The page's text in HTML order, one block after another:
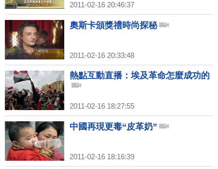
2011-02-16 20:46:37
奧斯卡頒獎禮時尚探秘
2011-02-16 20:33:48
熱點互動直播：埃及革命怎麼成功的
2011-02-16 18:27:55
中國再現更毒“皮革奶”
2011-02-16 18:16:39